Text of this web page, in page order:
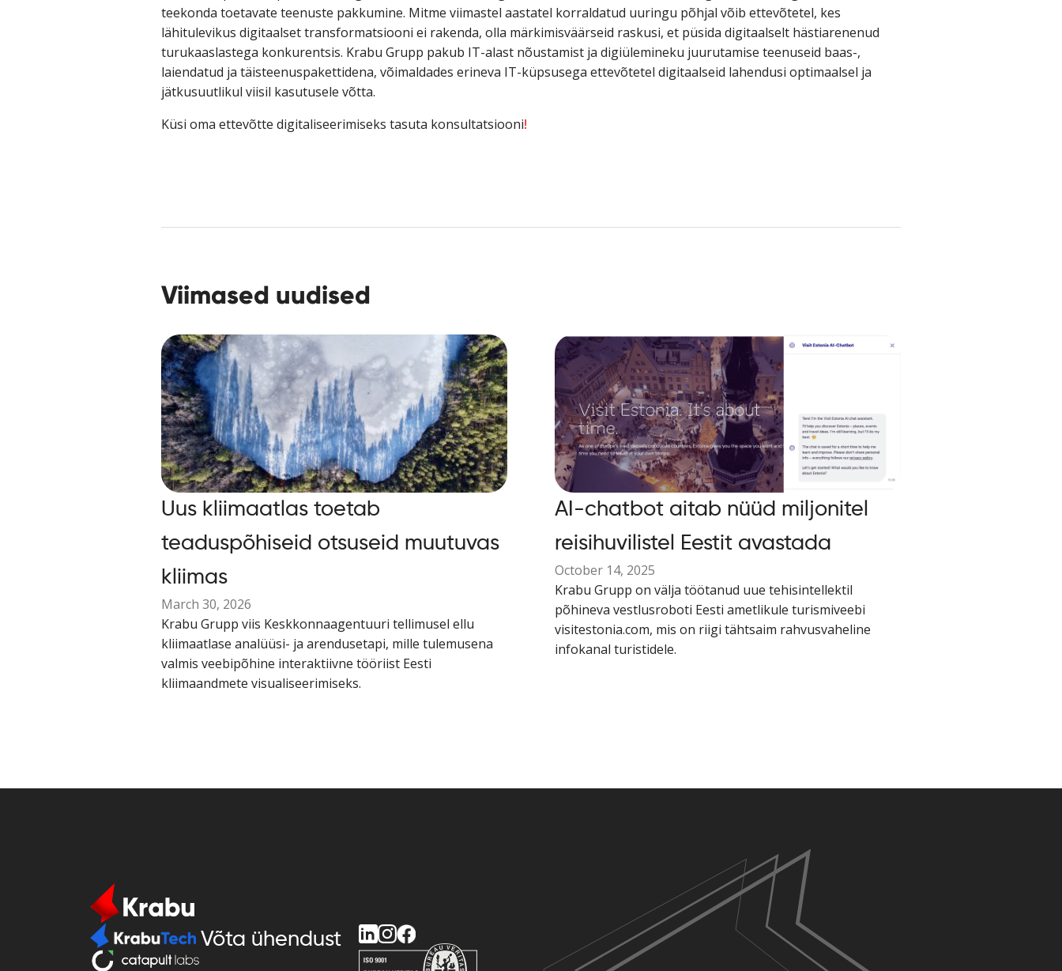
teekonda toetavate teenuste pakkumine. Mitme viimastel aastatel korraldatud uuringu põhjal võib ettevõtetel, kes
lähitulevikus digitaalset transformatsiooni ei rakenda, olla märkimisväärseid raskusi, et püsida digitaalselt hästiarenenud
turukaaslastega konkurentsis. Krabu Grupp pakub IT-alast nõustamist ja digiülemineku juurutamise teenuseid baas-,
laiendatud ja täisteenuspakettidena, võimaldades erineva IT-küpsusega ettevõtetel digitaalseid lahendusi optimaalsel ja
jätkusuutlikul viisil kasutusele võtta.
Küsi oma ettevõtte digitaliseerimiseks tasuta konsultatsiooni!
Viimased uudised
Uus kliimaatlas toetab
teaduspõhiseid otsuseid muutuvas
kliimas
March 30, 2026
Krabu Grupp viis Keskkonnaagentuuri tellimusel ellu
kliimaatlase analüüsi- ja arendusetapi, mille tulemusena
valmis veebipõhine interaktiivne tööriist Eesti
kliimaandmete visualiseerimiseks.
AI-chatbot aitab nüüd miljonitel
reisihuvilistel Eestit avastada
October 14, 2025
Krabu Grupp on välja töötanud uue tehisintellektil
põhineva vestlusroboti Eesti ametlikule turismiveebi
visitestonia.com, mis on riigi tähtsaim rahvusvaheline
infokanal turistidele.
Võta ühendust